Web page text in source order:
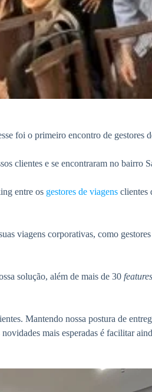
foi o primeiro encontro de gestores
clientes e se encontraram no bairro
entre os gestores de viagens clientes
viagens corporativas, como
solução, além de mais de 30 features
Mantendo nossa postura de
mais esperadas é facilitar